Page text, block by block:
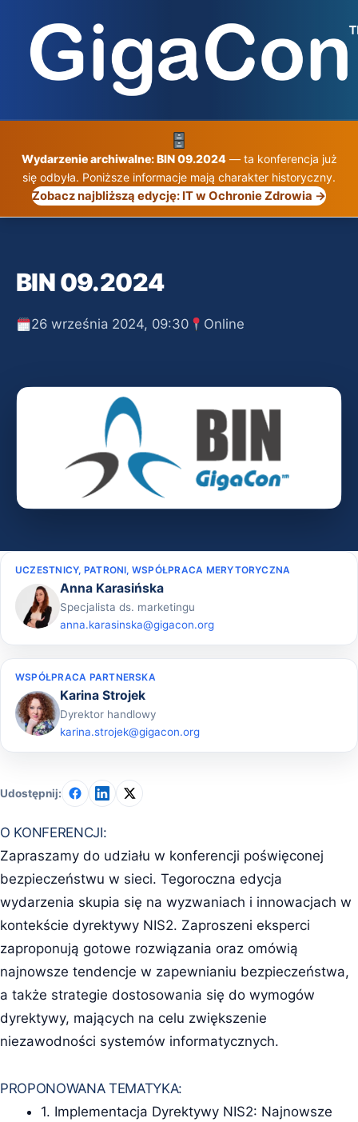
treści
Wydarzenie archiwalne: BIN 09.2024— ta konferencja już
się odbyła. Poniższe informacje mają charakter historyczny.
Zobacz najbliższą edycję: IT w Ochronie Zdrowia →
BIN 09.2024
26 września 2024, 09:30 Online
Udostępnij:
O KONFERENCJI:
Zapraszamy do udziału w konferencji poświęconej
bezpieczeństwu w sieci. Tegoroczna edycja
wydarzenia skupia się na wyzwaniach i innowacjach w
kontekście dyrektywy NIS2. Zaproszeni eksperci
zaproponują gotowe rozwiązania oraz omówią
najnowsze tendencje w zapewnianiu bezpieczeństwa,
a także strategie dostosowania się do wymogów
dyrektywy, mających na celu zwiększenie
niezawodności systemów informatycznych.
PROPONOWANA TEMATYKA:
1. Implementacja Dyrektywy NIS2: Najnowsze
UCZESTNICY, PATRONI, WSPÓŁPRACA MERYTORYCZNA
Anna Karasińska
Specjalista ds. marketingu
anna.karasinska@gigacon.org
WSPÓŁPRACA PARTNERSKA
Karina Strojek
Dyrektor handlowy
karina.strojek@gigacon.org